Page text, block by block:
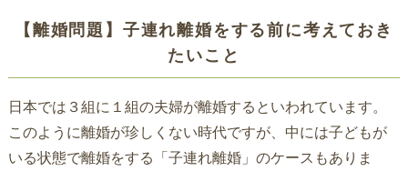
【離婚問題】子連れ離婚をする前に考えておき
たいこと
日本では３組に１組の夫婦が離婚するといわれています。
このように離婚が珍しくない時代ですが、中には子どもが
いる状態で離婚をする「子連れ離婚」のケースもありま